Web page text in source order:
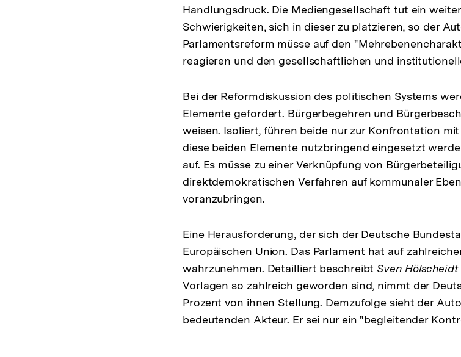
Handlungsdruck. Die Mediengesellschaft tut ein
Schwierigkeiten, sich in dieser zu platzieren, so der
Parlamentsreform müsse auf den
reagieren und den gesellschaftlichen und
Bei der Reformdiskussion des politischen Systems
Elemente gefordert. Bürgerbegehren und
weisen. Isoliert, führen beide nur zur Konfrontation
diese beiden Elemente nutzbringend eingesetzt
auf. Es müsse zu einer Verknüpfung von
direktdemokratischen Verfahren auf kommunaler
voranzubringen.
Eine Herausforderung, der sich der Deutsche
Europäischen Union. Das Parlament hat auf
wahrzunehmen. Detailliert beschreibtSven Hölscheidt
Vorlagen so zahlreich geworden sind, nimmt der
Prozent von ihnen Stellung. Demzufolge sieht der
bedeutenden Akteur. Er sei nur ein "begleitender